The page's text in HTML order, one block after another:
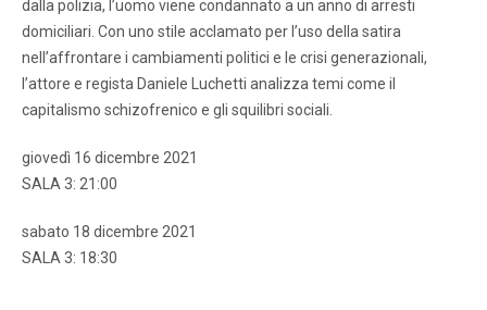
dalla polizia, l’uomo viene condannato a un anno di arresti
domiciliari. Con uno stile acclamato per l’uso della satira
nell’affrontare i cambiamenti politici e le crisi generazionali,
l’attore e regista Daniele Luchetti analizza temi come il
capitalismo schizofrenico e gli squilibri sociali.
giovedì 16 dicembre 2021
SALA 3: 21:00
sabato 18 dicembre 2021
SALA 3: 18:30